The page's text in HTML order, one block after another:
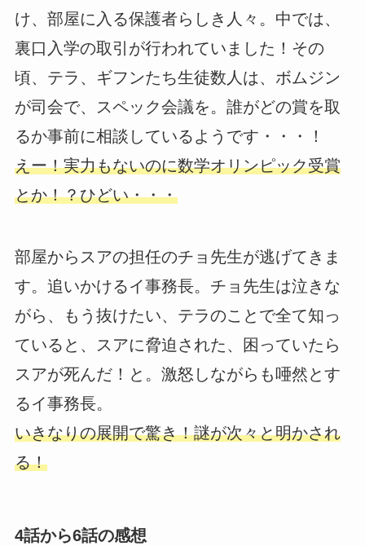
け、部屋に入る保護者らしき人々。中では、
裏口入学の取引が行われていました！その
頃、テラ、ギフンたち生徒数人は、ボムジン
が司会で、スペック会議を。誰がどの賞を取
るか事前に相談しているようです・・・！
えー！実力もないのに数学オリンピック受賞
とか！？ひどい・・・
部屋からスアの担任のチョ先生が逃げてきま
す。追いかけるイ事務長。チョ先生は泣きな
がら、もう抜けたい、テラのことで全て知っ
ていると、スアに脅迫された、困っていたら
スアが死んだ！と。激怒しながらも唖然とす
るイ事務長。
いきなりの展開で驚き！謎が次々と明かされ
る！
4話から6話の感想